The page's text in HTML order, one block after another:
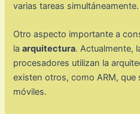
varias tareas simultáneamente.
Otro aspecto importante a
laarquitectura. Actualmente,
procesadores utilizan la
existen otros, como ARM,
móviles.